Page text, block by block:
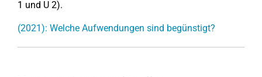
1 und U 2).
(2021): Welche Aufwendungen sind begünstigt?